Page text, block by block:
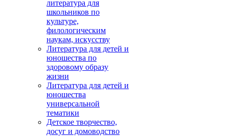
литература для
школьников по
культуре,
филологическим
наукам, искусству
Литература для детей и
юношества по
здоровому образу
жизни
Литература для детей и
юношества
универсальной
тематики
Детское творчество,
досуг и домоводство